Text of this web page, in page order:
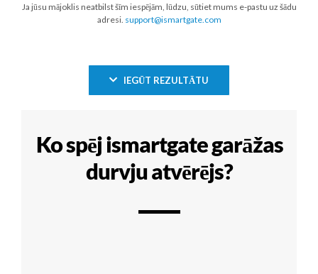
Ja jūsu mājoklis neatbilst šīm iespējām, lūdzu, sūtiet mums e-pastu uz šādu
adresi. support@ismartgate.com
IEGŪT REZULTĀTU
Ko spēj ismartgate garāžas
durvju atvērējs?